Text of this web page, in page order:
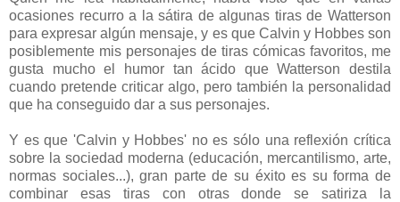
ocasiones recurro a la sátira de algunas tiras de Watterson
para expresar algún mensaje, y es que Calvin y Hobbes son
posiblemente mis personajes de tiras cómicas favoritos, me
gusta mucho el humor tan ácido que Watterson destila
cuando pretende criticar algo, pero también la personalidad
que ha conseguido dar a sus personajes.
Y es que 'Calvin y Hobbes' no es sólo una reflexión crítica
sobre la sociedad moderna (educación, mercantilismo, arte,
normas sociales...), gran parte de su éxito es su forma de
combinar esas tiras con otras donde se satiriza la